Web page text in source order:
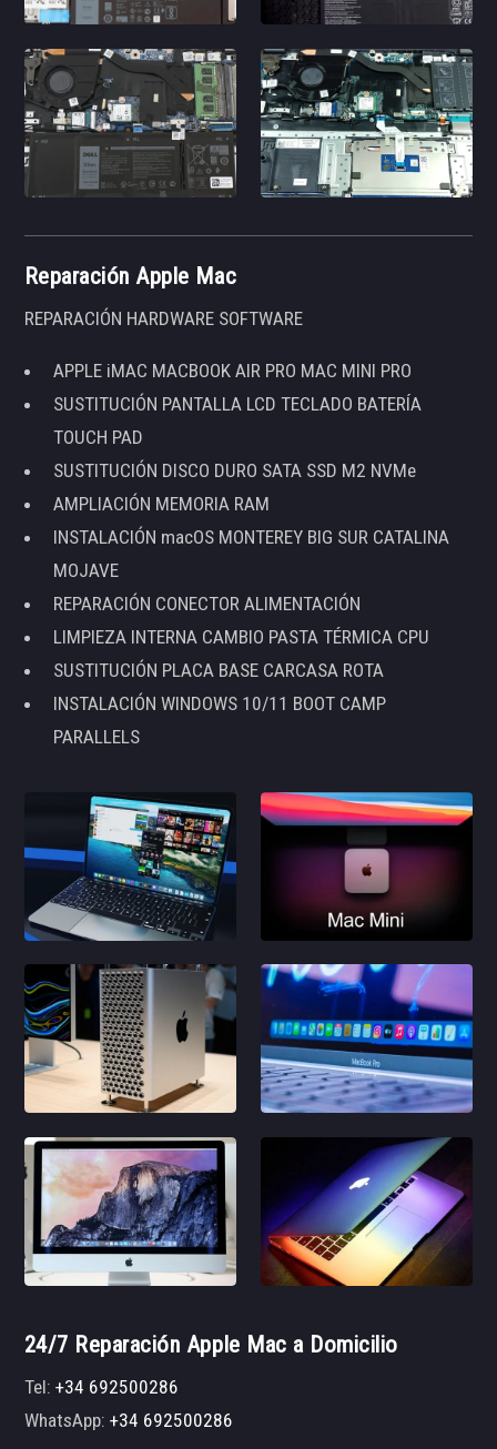
Reparación Apple Mac
REPARACIÓN HARDWARE SOFTWARE
APPLE iMAC MACBOOK AIR PRO MAC MINI PRO
SUSTITUCIÓN PANTALLA LCD TECLADO BATERÍA
TOUCH PAD
SUSTITUCIÓN DISCO DURO SATA SSD M2 NVMe
AMPLIACIÓN MEMORIA RAM
INSTALACIÓN macOS MONTEREY BIG SUR CATALINA
MOJAVE
REPARACIÓN CONECTOR ALIMENTACIÓN
LIMPIEZA INTERNA CAMBIO PASTA TÉRMICA CPU
SUSTITUCIÓN PLACA BASE CARCASA ROTA
INSTALACIÓN WINDOWS 10/11 BOOT CAMP
PARALLELS
24/7 Reparación Apple Mac a Domicilio
Tel:+34 692500286
WhatsApp:+34 692500286